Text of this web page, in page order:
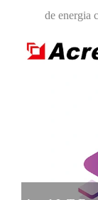
de energia